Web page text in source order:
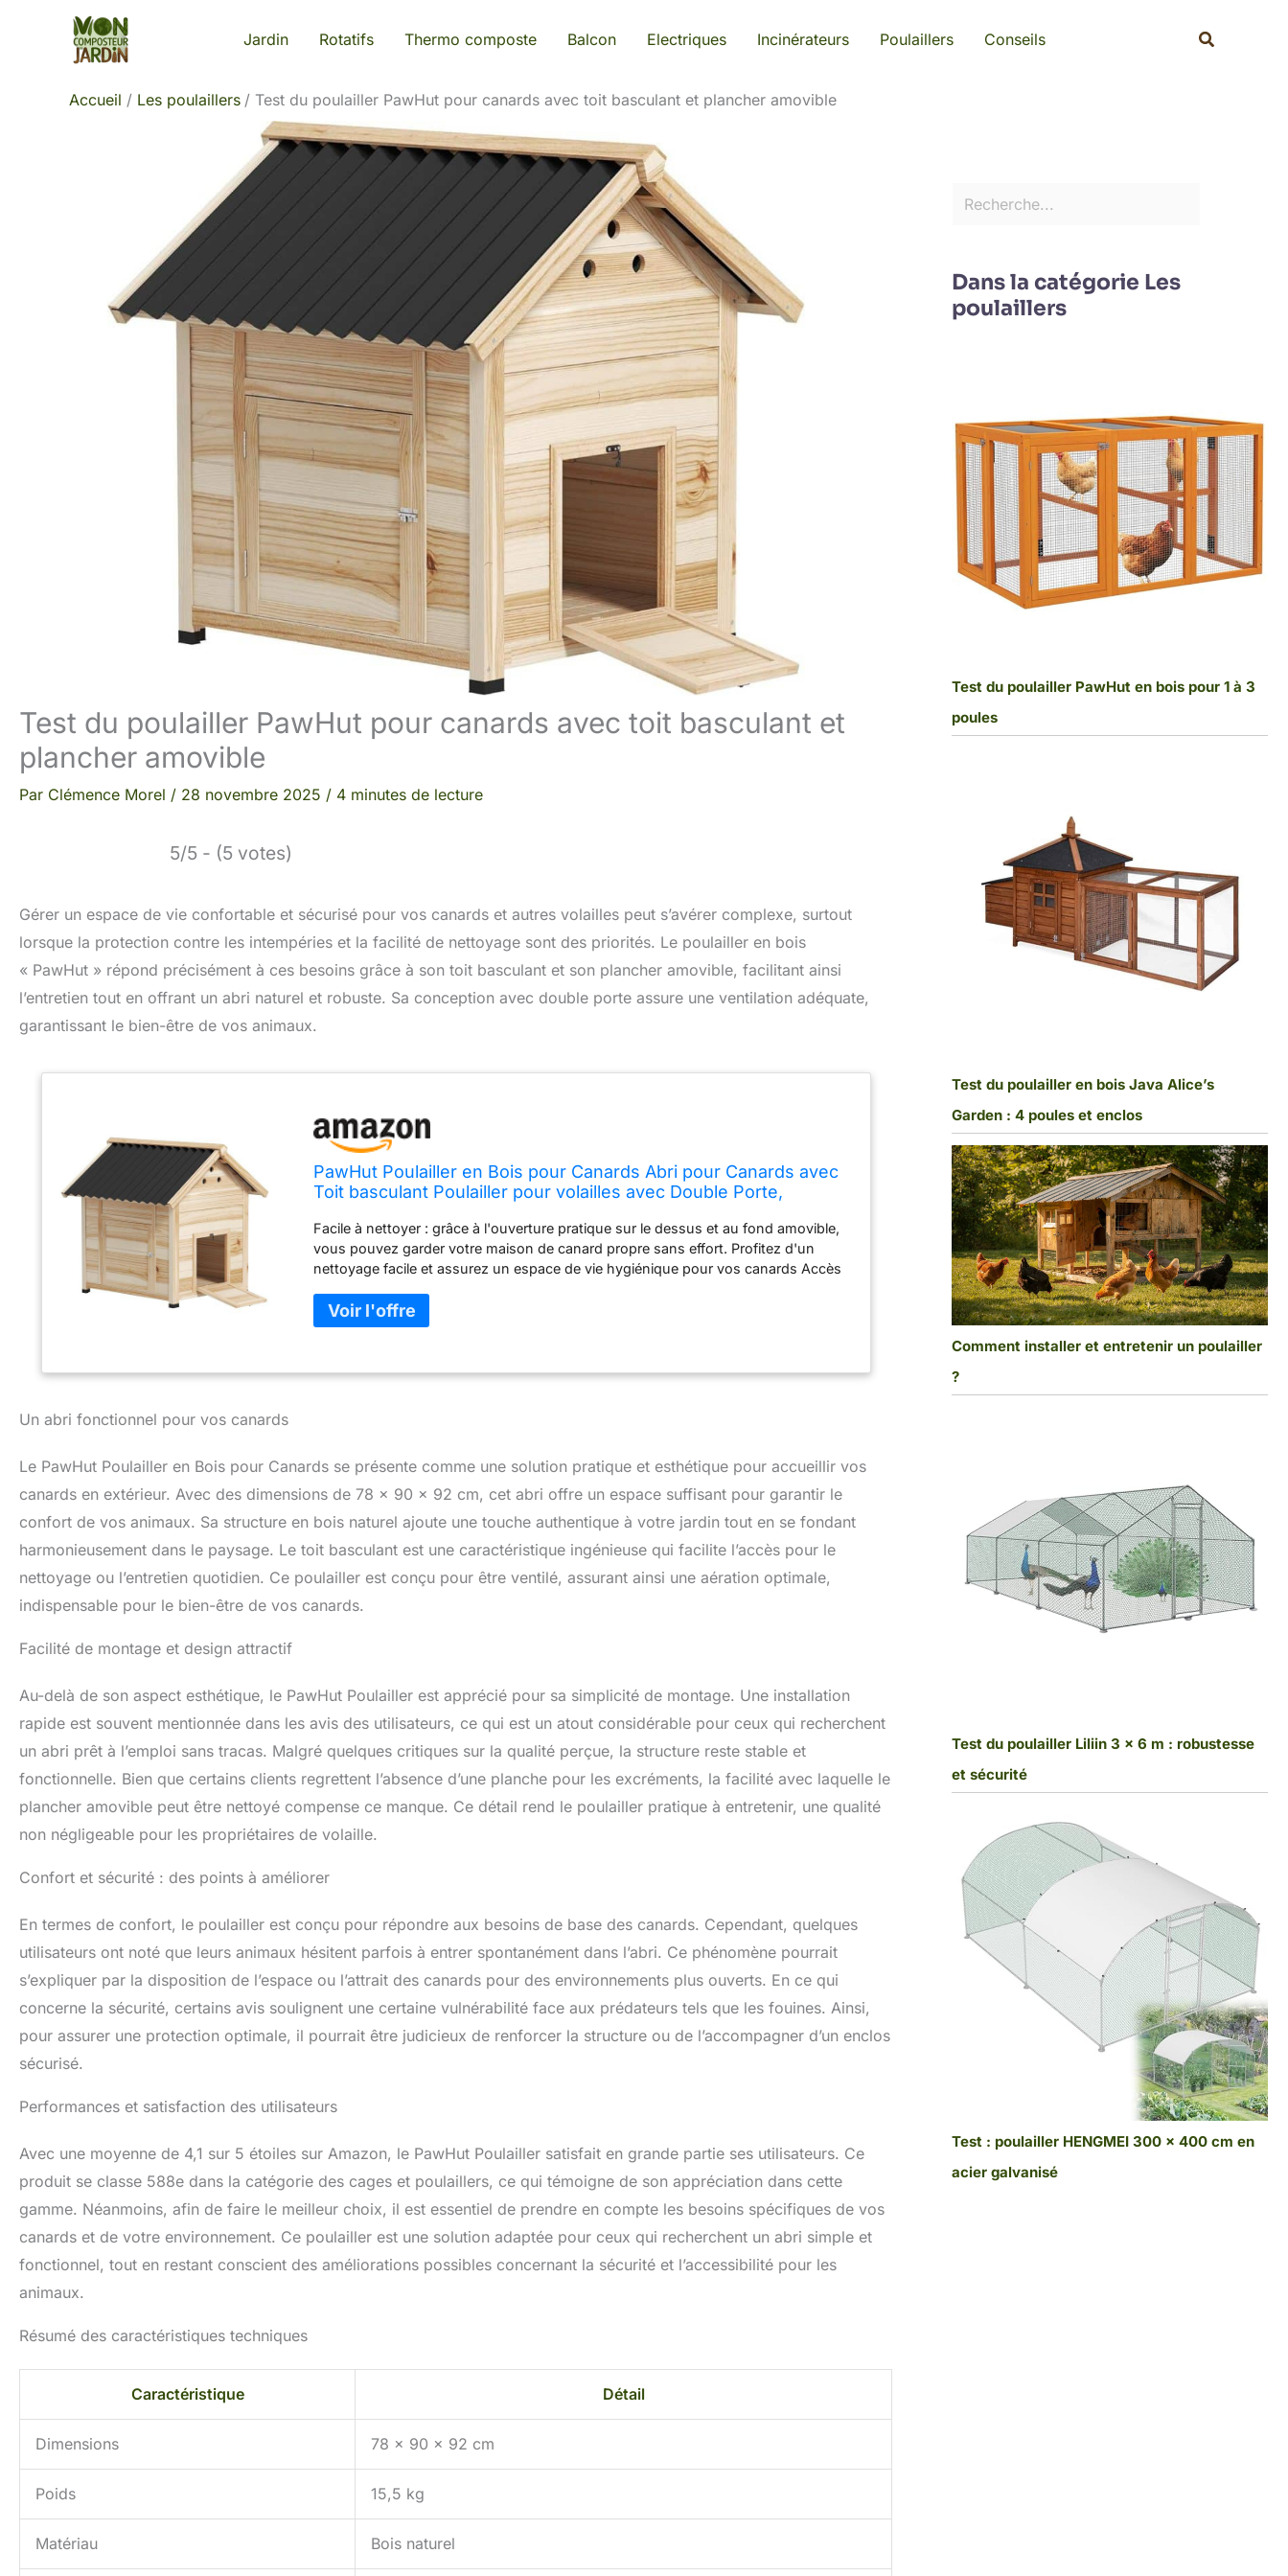
Jardin Rotatifs Thermo composte Balcon Electriques Incinérateurs Poulaillers Conseils
Accueil Les poulaillers Test du poulailler PawHut pour canards avec toit basculant et plancher amovible
Test du poulailler PawHut pour canards avec toit basculant et
plancher amovible
Par Clémence Morel / 28 novembre 2025 / 4 minutes de lecture
5/5 - (5 votes)
Gérer un espace de vie confortable et sécurisé pour vos canards et autres volailles peut s’avérer complexe, surtout
lorsque la protection contre les intempéries et la facilité de nettoyage sont des priorités. Le poulailler en bois
« PawHut » répond précisément à ces besoins grâce à son toit basculant et son plancher amovible, facilitant ainsi
l’entretien tout en offrant un abri naturel et robuste. Sa conception avec double porte assure une ventilation adéquate,
garantissant le bien-être de vos animaux.
PawHut Poulailler en Bois pour Canards Abri pour Canards avec
Toit basculant Poulailler pour volailles avec Double Porte,
cm
Facile à nettoyer : grâce à l'ouverture pratique sur le dessus et au fond amovible,
vous pouvez garder votre maison de canard propre sans effort. Profitez d'un
nettoyage facile et assurez un espace de vie hygiénique pour vos canards Accès
tandis que la porte latérale de la cage à volailles offre un accès pratique pour la
manipulation. Interaction et entretien sans effort des canards Convient pour
bois de sapin. Elle évacue l'eau de pluie et défie les éléments pour offrir à vos amis
sur le produit : dimensions totales (L x l x H) : 78 x 90 x 92 cm. Assemblage
requis
Un abri fonctionnel pour vos canards
Le PawHut Poulailler en Bois pour Canards se présente comme une solution pratique et esthétique pour accueillir vos
canards en extérieur. Avec des dimensions de 78 x 90 x 92 cm, cet abri offre un espace suffisant pour garantir le
confort de vos animaux. Sa structure en bois naturel ajoute une touche authentique à votre jardin tout en se fondant
harmonieusement dans le paysage. Le toit basculant est une caractéristique ingénieuse qui facilite l’accès pour le
nettoyage ou l’entretien quotidien. Ce poulailler est conçu pour être ventilé, assurant ainsi une aération optimale,
indispensable pour le bien-être de vos canards.
Facilité de montage et design attractif
Au-delà de son aspect esthétique, le PawHut Poulailler est apprécié pour sa simplicité de montage. Une installation
rapide est souvent mentionnée dans les avis des utilisateurs, ce qui est un atout considérable pour ceux qui recherchent
un abri prêt à l’emploi sans tracas. Malgré quelques critiques sur la qualité perçue, la structure reste stable et
fonctionnelle. Bien que certains clients regrettent l’absence d’une planche pour les excréments, la facilité avec laquelle le
plancher amovible peut être nettoyé compense ce manque. Ce détail rend le poulailler pratique à entretenir, une qualité
non négligeable pour les propriétaires de volaille.
Confort et sécurité : des points à améliorer
En termes de confort, le poulailler est conçu pour répondre aux besoins de base des canards. Cependant, quelques
utilisateurs ont noté que leurs animaux hésitent parfois à entrer spontanément dans l’abri. Ce phénomène pourrait
s’expliquer par la disposition de l’espace ou l’attrait des canards pour des environnements plus ouverts. En ce qui
concerne la sécurité, certains avis soulignent une certaine vulnérabilité face aux prédateurs tels que les fouines. Ainsi,
pour assurer une protection optimale, il pourrait être judicieux de renforcer la structure ou de l’accompagner d’un enclos
sécurisé.
Performances et satisfaction des utilisateurs
Avec une moyenne de 4,1 sur 5 étoiles sur Amazon, le PawHut Poulailler satisfait en grande partie ses utilisateurs. Ce
produit se classe 588e dans la catégorie des cages et poulaillers, ce qui témoigne de son appréciation dans cette
gamme. Néanmoins, afin de faire le meilleur choix, il est essentiel de prendre en compte les besoins spécifiques de vos
canards et de votre environnement. Ce poulailler est une solution adaptée pour ceux qui recherchent un abri simple et
fonctionnel, tout en restant conscient des améliorations possibles concernant la sécurité et l’accessibilité pour les
animaux.
Résumé des caractéristiques techniques
Caractéristique Détail
Dimensions 78 x 90 x 92 cm
Poids 15,5 kg
Matériau Bois naturel
Dans la catégorie Les
poulaillers
Test du poulailler PawHut en bois pour 1 à 3
poules
Test du poulailler en bois Java Alice’s
Garden : 4 poules et enclos
Comment installer et entretenir un poulailler
?
Test du poulailler Liliin 3 x 6 m : robustesse
et sécurité
Test : poulailler HENGMEI 300 x 400 cm en
acier galvanisé